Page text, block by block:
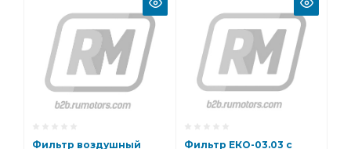
Фильтр воздушный
Фильтр ЕКО-03.03 с